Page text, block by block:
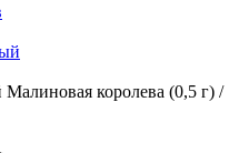
королева (0,5 г) /